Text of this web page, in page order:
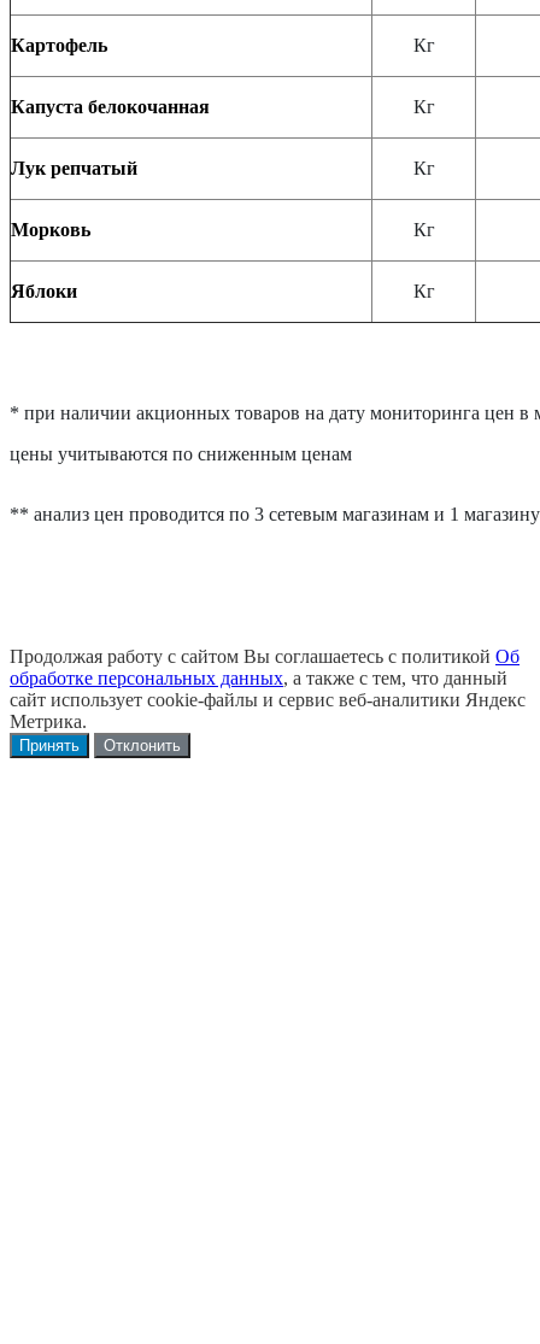
Картофель Кг
Капуста белокочанная Кг
Лук репчатый Кг
Морковь Кг
Яблоки Кг
* при наличии акционных товаров на дату мониторинга цен в
цены учитываются по сниженным ценам
** анализ цен проводится по 3 сетевым магазинам и 1
Продолжая работу с сайтом Вы соглашаетесь с политикой Об
обработке персональных данных, а также с тем, что данный
сайт использует cookie-файлы и сервис веб-аналитики Яндекс
Метрика.
Принять Отклонить